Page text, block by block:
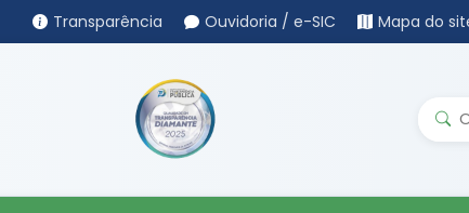
Transparência Ouvidoria / e-SIC Mapa do